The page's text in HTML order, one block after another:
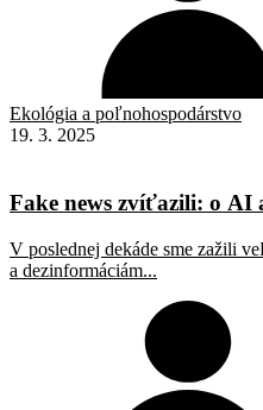
Ekológia a poľnohospodárstvo
19. 3. 2025
Fake news zvíťazili: o AI
V poslednej dekáde sme zažili
a dezinformáciám...